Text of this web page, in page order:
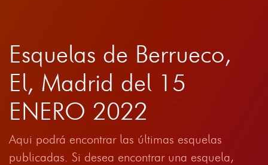
Esquelas de Berrueco,
El, Madrid del 15
ENERO 2022
Aqui podrá encontrar las últimas esquelas
publicadas. Si desea encontrar una esquela,